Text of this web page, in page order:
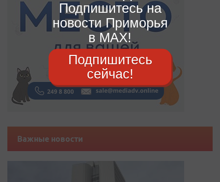
Важные новости
Подпишитесь на
новости Приморья
в MAX!
Подпишитесь
сейчас!